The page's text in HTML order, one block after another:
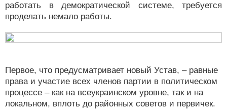
работать в демократической системе, требуется
проделать немало работы.
Первое, что предусматривает новый Устав, – равные
права и участие всех членов партии в политическом
процессе – как на всеукраинском уровне, так и на
локальном, вплоть до районных советов и первичек.